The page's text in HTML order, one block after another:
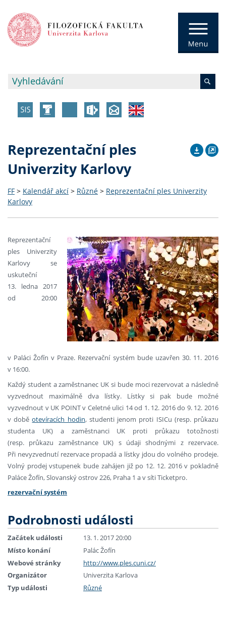
Reprezentační ples
Univerzity Karlovy
FF > Kalendář akcí > Různé > Reprezentační ples Univerzity
Karlovy
Reprezentační
ples Univerzity
Karlovy se
uskuteční
13. ledna 2017
od 20:00
v Paláci Žofín v Praze. Rezervační systém bude uzavřen 30. 11. 2016
v 16:00.
Každý student a zaměstnanec UK si bude moci rezervovat a následně
vyzvednout maximálně dva lístky. Lístky si pak bude možné
vyzvednout v UK POINT v Celetné ulici 14 od 1. 12. 2016 do 9. 12. 2016
v doběotevíracích hodin, studenti jenom proti ISICu (resp. průkazu
studenta UK) a zaměstnanci UK proti průkazu totožnosti
(resp. průkazu zaměstnance UK) s údaji shodnými z rezervace.
Při nevyzvednutí rezervace propadá a lístky jdou do volného prodeje.
Volný prodej vstupenek bude zahájen již po 12. 12. 2016 v pokladně
Paláce Žofín, Slovanský ostrov 226, Praha 1 a v síti Ticketpro.
rezervační systém
Podrobnosti události
Začátek události
13. 1. 2017 20:00
Místo konání
Palác Žofín
Webové stránky
http://www.ples.cuni.cz/
Organizátor
Univerzita Karlova
Typ události
Různé